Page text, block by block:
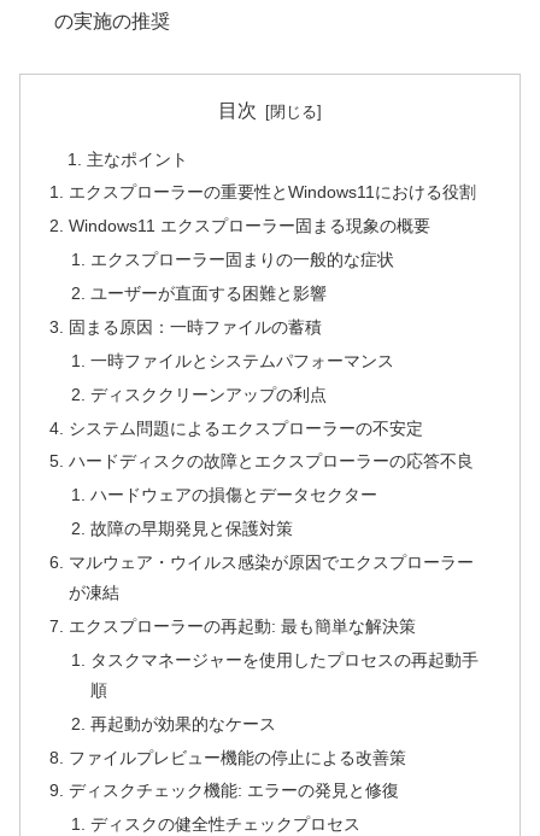
の実施の推奨
目次
主なポイント
エクスプローラーの重要性とWindows11における役割
Windows11 エクスプローラー固まる現象の概要
エクスプローラー固まりの一般的な症状
ユーザーが直面する困難と影響
固まる原因：一時ファイルの蓄積
一時ファイルとシステムパフォーマンス
ディスククリーンアップの利点
システム問題によるエクスプローラーの不安定
ハードディスクの故障とエクスプローラーの応答不良
ハードウェアの損傷とデータセクター
故障の早期発見と保護対策
マルウェア・ウイルス感染が原因でエクスプローラー
が凍結
エクスプローラーの再起動: 最も簡単な解決策
タスクマネージャーを使用したプロセスの再起動手
順
再起動が効果的なケース
ファイルプレビュー機能の停止による改善策
ディスクチェック機能: エラーの発見と修復
ディスクの健全性チェックプロセス